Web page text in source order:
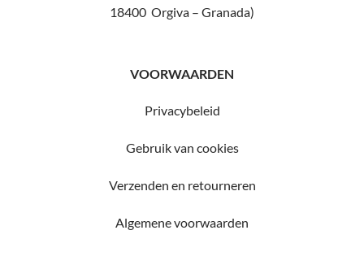
18400 Orgiva – Granada)
VOORWAARDEN
Privacybeleid
Gebruik van cookies
Verzenden en retourneren
Algemene voorwaarden